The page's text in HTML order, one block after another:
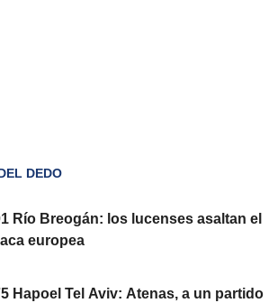
DEDO
Río Breogán: los lucenses asaltan el
europea
Hapoel Tel Aviv: Atenas, a un partido